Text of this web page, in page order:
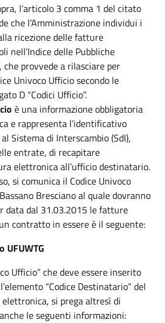
l’articolo 3 comma 1 del citato
che l’Amministrazione individui i
ricezione delle fatture
nell’Indice delle Pubbliche
provvede a rilasciare per
Univoco Ufficio secondo le
D “Codici Ufficio”.
è una informazione obbligatoria
e rappresenta l’identificativo
Sistema di Interscambio (SdI),
entrate, di recapitare
elettronica all’ufficio destinatario.
si comunica il Codice Univoco
Bresciano al quale dovranno
data dal 31.03.2015 le fatture
contratto in essere è il seguente:
UFUWTG
Ufficio” che deve essere inserito
“Codice Destinatario” del
si prega altresì di
le seguenti informazioni: